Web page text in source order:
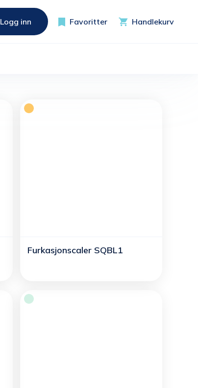
Logg inn Favoritter Handlekurv
Furkasjonscaler SQBL1